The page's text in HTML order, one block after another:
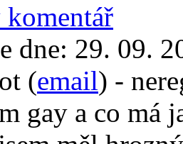
dne: 29. 09.
(email) -
gay a co má